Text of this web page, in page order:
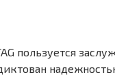
пользуется